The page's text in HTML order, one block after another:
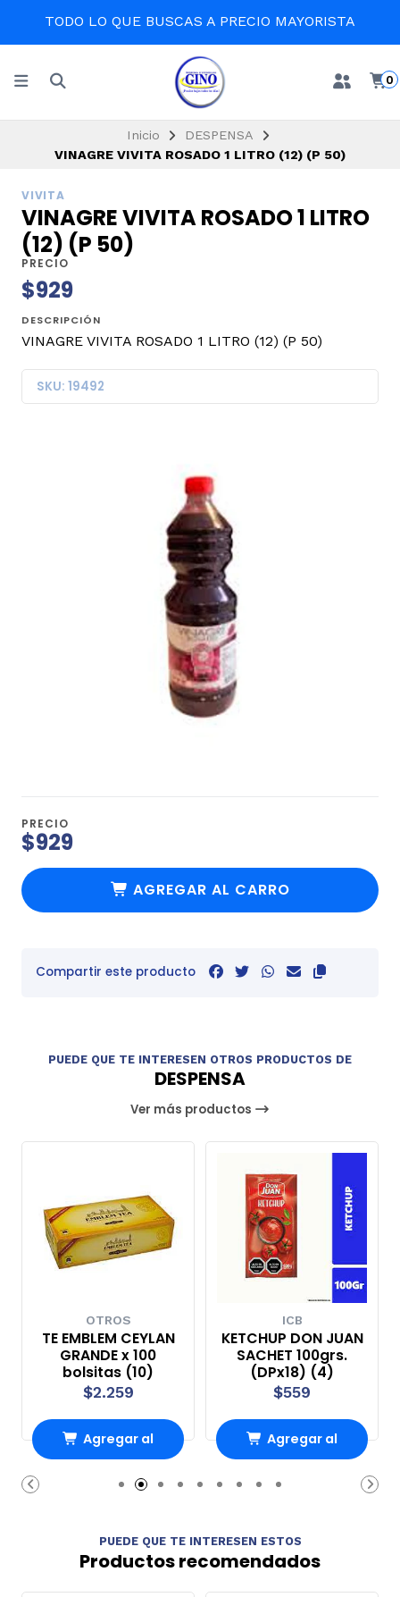
TODO LO QUE BUSCAS A PRECIO MAYORISTA
0
Inicio
DESPENSA
VINAGRE VIVITA ROSADO 1 LITRO (12) (P 50)
VIVITA
VINAGRE VIVITA ROSADO 1 LITRO
(12) (P 50)
PRECIO
$929
DESCRIPCIÓN
VINAGRE VIVITA ROSADO 1 LITRO (12) (P 50)
SKU: 19492
PRECIO
$929
AGREGAR AL CARRO
Compartir este producto
PUEDE QUE TE INTERESEN OTROS PRODUCTOS DE
DESPENSA
Ver más productos
OTROS
TE EMBLEM CEYLAN
GRANDE x 100
bolsitas (10)
$2.259
Agregar al
Carro
ICB
KETCHUP DON JUAN
SACHET 100grs.
(DPx18) (4)
$559
Agregar al
Carro
PUEDE QUE TE INTERESEN ESTOS
Productos recomendados